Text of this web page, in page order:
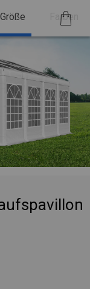
Größe Farben